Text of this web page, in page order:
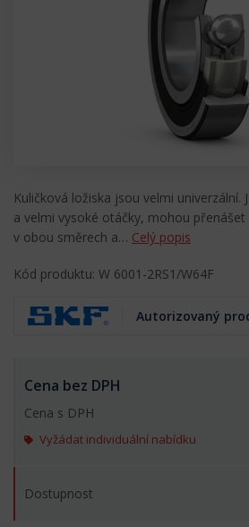
Kuličková ložiska jsou velmi univerzální.
a velmi vysoké otáčky, mohou přenášet
v obou směrech a… Celý popis
Kód produktu: W 6001-2RS1/W64F
Autorizovaný
Cena bez DPH
Cena s DPH
Vyžádat individuální nabídku
Dostupnost